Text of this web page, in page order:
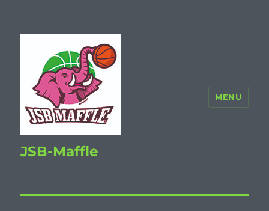
JSB-Maffle
MENU